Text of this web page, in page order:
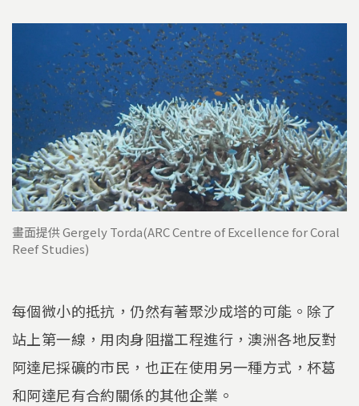
畫面提供 Gergely Torda(ARC Centre of Excellence for Coral
Reef Studies)
每個微小的抵抗，仍然有著聚沙成塔的可能。除了
站上第一線，用肉身阻擋工程進行，澳洲各地反對
阿達尼採礦的市民，也正在使用另一種方式，杯葛
和阿達尼有合約關係的其他企業。